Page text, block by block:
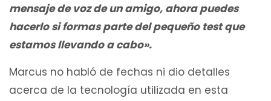
mensaje de voz de un amigo, ahora puedes
hacerlo si formas parte del pequeño test que
estamos llevando a cabo».
Marcus no habló de fechas ni dio detalles
acerca de la tecnología utilizada en esta